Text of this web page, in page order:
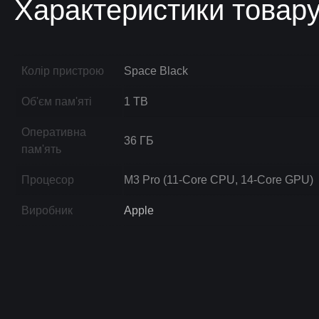
Характеристики
Колір пристрою Space Black
Об'єм пам'яті 1 TB
Оперативна
пам'ять
36 ГБ
Процесор M3 Pro (11-Core CPU, 14-Core GPU)
Виробник Apple